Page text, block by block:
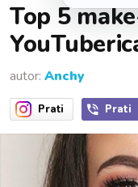
Top 5
autor: Anchy
Prati Prati